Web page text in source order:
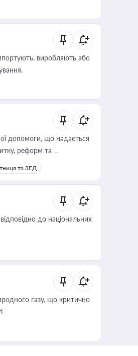
виробляють або
допомоги, що надається
реформ та
та ЗЕД
до національних
газу, що критично